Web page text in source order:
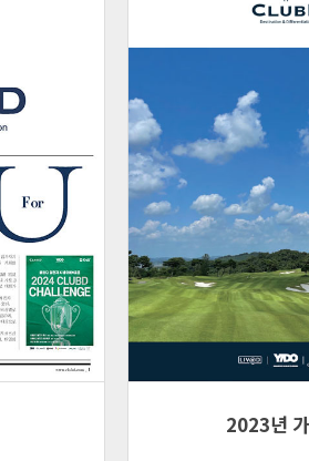
2023년